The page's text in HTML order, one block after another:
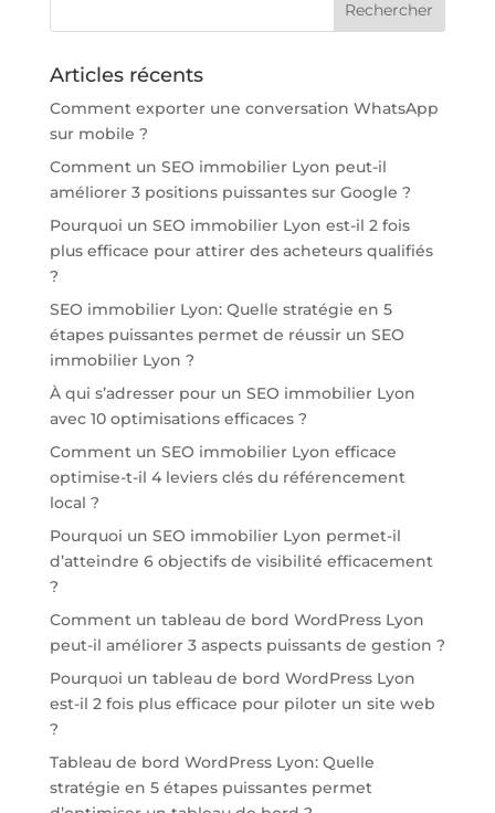
Articles récents
Comment exporter une conversation WhatsApp
sur mobile ?
Comment un SEO immobilier Lyon peut-il
améliorer 3 positions puissantes sur Google ?
Pourquoi un SEO immobilier Lyon est-il 2 fois
plus efficace pour attirer des acheteurs qualifiés
?
SEO immobilier Lyon: Quelle stratégie en 5
étapes puissantes permet de réussir un SEO
immobilier Lyon ?
À qui s’adresser pour un SEO immobilier Lyon
avec 10 optimisations efficaces ?
Comment un SEO immobilier Lyon efficace
optimise-t-il 4 leviers clés du référencement
local ?
Pourquoi un SEO immobilier Lyon permet-il
d’atteindre 6 objectifs de visibilité efficacement
?
Comment un tableau de bord WordPress Lyon
peut-il améliorer 3 aspects puissants de gestion ?
Pourquoi un tableau de bord WordPress Lyon
est-il 2 fois plus efficace pour piloter un site web
?
Tableau de bord WordPress Lyon: Quelle
stratégie en 5 étapes puissantes permet